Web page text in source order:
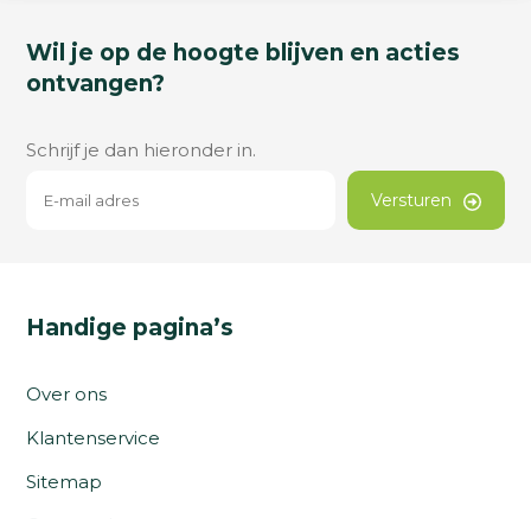
Wil je op de hoogte blijven en acties
ontvangen?
Schrijf je dan hieronder in.
Versturen
Handige pagina’s
Over ons
Klantenservice
Sitemap